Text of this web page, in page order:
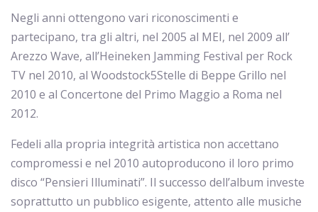
Negli anni ottengono vari riconoscimenti e
partecipano, tra gli altri, nel 2005 al MEI, nel 2009 all’
Arezzo Wave, all’Heineken Jamming Festival per Rock
TV nel 2010, al Woodstock5Stelle di Beppe Grillo nel
2010 e al Concertone del Primo Maggio a Roma nel
2012.
Fedeli alla propria integrità artistica non accettano
compromessi e nel 2010 autoproducono il loro primo
disco “Pensieri Illuminati”. Il successo dell’album investe
soprattutto un pubblico esigente, attento alle musiche